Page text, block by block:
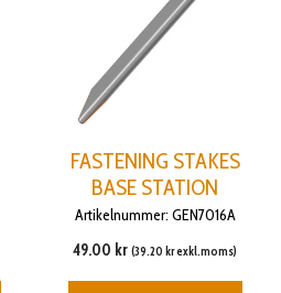
FASTENING STAKES
BASE STATION
Artikelnummer: GEN7016A
49.00 kr (39.20 krexkl.moms)